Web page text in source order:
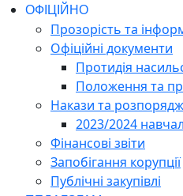
ОФІЦІЙНО
Прозорість та
Офіційні документи
Протидія
Положення та
Накази та
2023/2024
Фінансові звіти
Запобігання корупції
Публічні закупівлі